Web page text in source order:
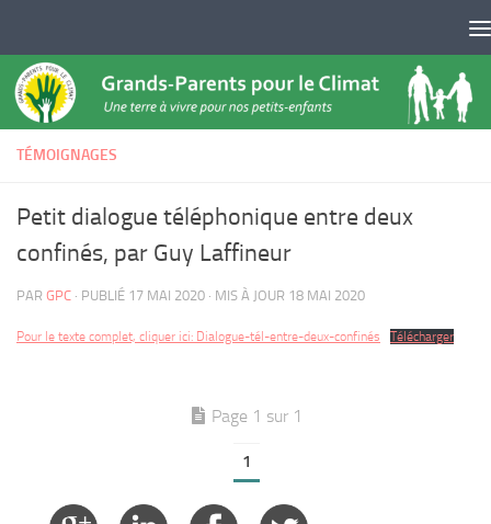
TÉMOIGNAGES
Petit dialogue téléphonique entre deux
confinés, par Guy Laffineur
PAR GPC · PUBLIÉ 17 MAI 2020 · MIS À JOUR 18 MAI 2020
Pour le texte complet, cliquer ici: Dialogue-tél-entre-deux-confinés Télécharger
Page 1 sur 1
1